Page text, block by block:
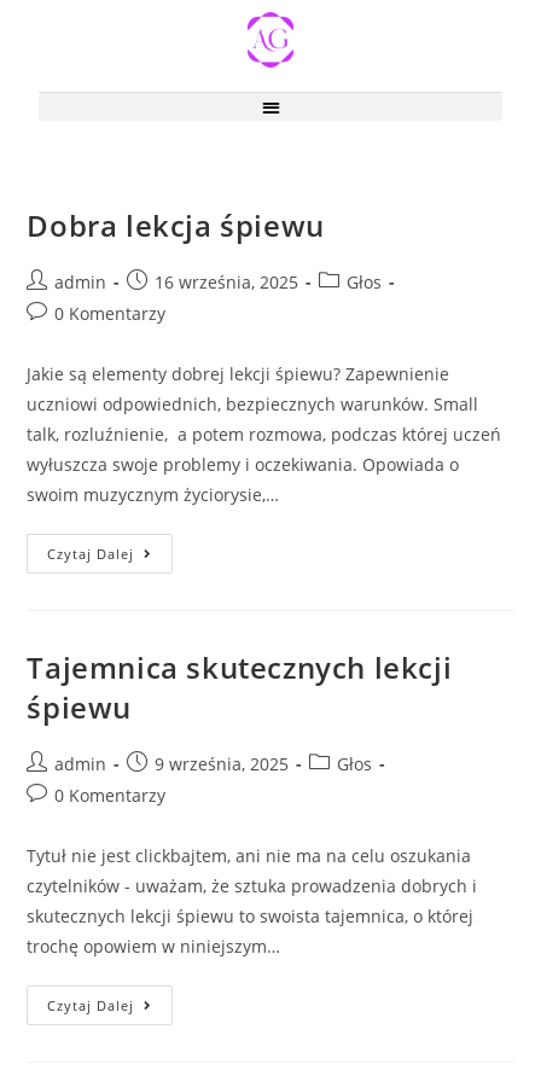
Dobra lekcja śpiewu
admin 16 września, 2025
Głos
0 Komentarzy
Jakie są elementy dobrej lekcji śpiewu? Zapewnienie
uczniowi odpowiednich, bezpiecznych warunków. Small
talk, rozluźnienie, a potem rozmowa, podczas której uczeń
wyłuszcza swoje problemy i oczekiwania. Opowiada o
swoim muzycznym życiorysie,…
Czytaj Dalej
Tajemnica skutecznych lekcji
śpiewu
admin 9 września, 2025
Głos
0 Komentarzy
Tytuł nie jest clickbajtem, ani nie ma na celu oszukania
czytelników - uważam, że sztuka prowadzenia dobrych i
skutecznych lekcji śpiewu to swoista tajemnica, o której
trochę opowiem w niniejszym…
Czytaj Dalej